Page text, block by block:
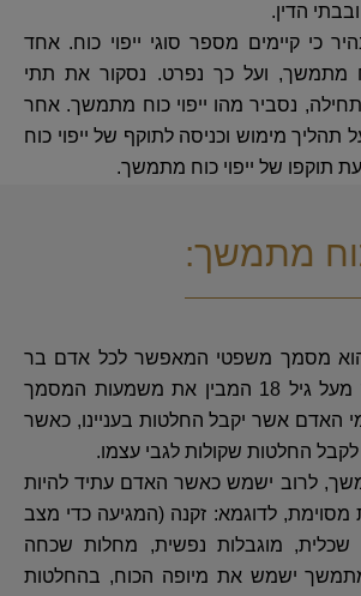
הדין.
כי קיימים מספר סוגי ייפוי כוח. אחד
מתמשך, ועל כך נפרט. נסקור את תתי
נסביר מהו ייפוי כוח מתמשך. אחר
תהליך מימוש וכניסה לתוקף של ייפוי כוח
תוקפו של ייפוי כוח מתמשך.
כוח מתמשך:
הוא מסמך משפטי המאפשר לכל אדם בר
דעת, אם הוא בגיר מעל גיל 18 המבין את משמעות המסמך
האדם אשר יקבל החלטות בעניינו, כאשר
לקבל החלטות שקולות לגבי עצמו.
לרוב ישמש כאשר האדם עתיד להיות
מסוימת, לדוגמא: זקנה (המגיעה כדי מצב
שכלית, מוגבלות נפשית, מחלות שכחה
מתמשך ישמש את מיופה הכוח, בהחלטות